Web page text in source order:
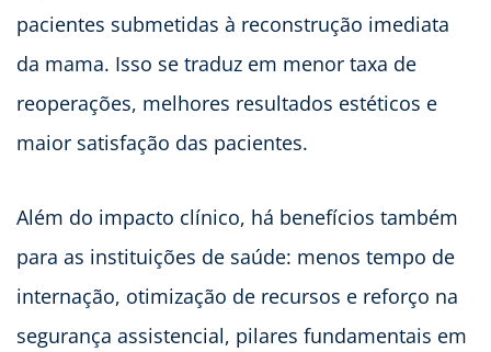
pacientes submetidas à reconstrução imediata
da mama. Isso se traduz em menor taxa de
reoperações, melhores resultados estéticos e
maior satisfação das pacientes.
Além do impacto clínico, há benefícios também
para as instituições de saúde: menos tempo de
internação, otimização de recursos e reforço na
segurança assistencial, pilares fundamentais em